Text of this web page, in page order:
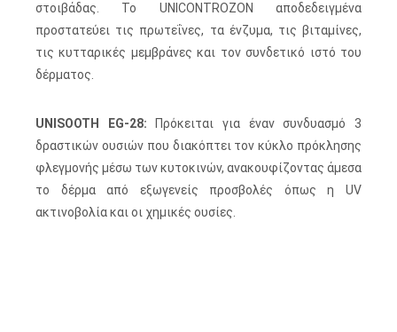
στοιβάδας. Το UNICONTROZON αποδεδειγμένα
προστατεύει τις πρωτεΐνες, τα ένζυμα, τις βιταμίνες,
τις κυτταρικές μεμβράνες και τον συνδετικό ιστό του
δέρματος.
UNISOOTH EG-28:
Πρόκειται για έναν συνδυασμό 3
δραστικών ουσιών που διακόπτει τον κύκλο πρόκλησης
φλεγμονής μέσω των κυτοκινών, ανακουφίζοντας άμεσα
το δέρμα από εξωγενείς προσβολές όπως η UV
ακτινοβολία και οι χημικές ουσίες.